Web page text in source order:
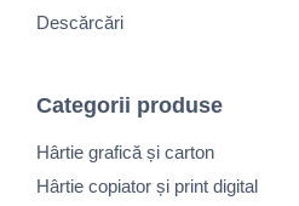
Descărcări
Categorii produse
Hârtie grafică și carton
Hârtie copiator și print digital